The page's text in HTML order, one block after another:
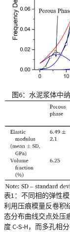
图6：水泥浆体中
表1：不同相的弹性
利用压痕模量反卷积
态分布曲线交点处压
度 C-S-H，而多孔相